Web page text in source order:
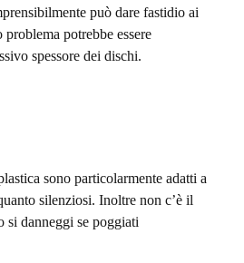
può dare fastidio ai
potrebbe essere
spessore dei dischi.
sono particolarmente adatti a
silenziosi. Inoltre non c’è il
si danneggi se poggiati